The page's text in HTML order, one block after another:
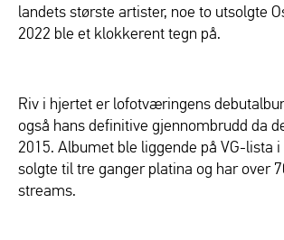
landets største artister, noe to utsolgte
2022 ble et klokkerent tegn på.
Riv i hjertet er lofotværingens
også hans definitive gjennombrudd da
2015. Albumet ble liggende på VG-lista i
solgte til tre ganger platina og har over
streams.